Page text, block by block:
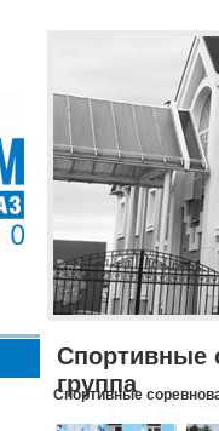
Спортивные
группа
Спортивные